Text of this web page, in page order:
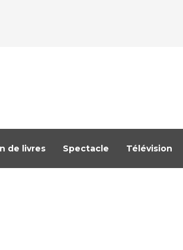
de livres Spectacle Télévision